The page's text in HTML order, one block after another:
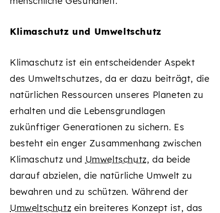
Klimaschutz und Umweltschutz
Klimaschutz ist ein entscheidender Aspekt
des Umweltschutzes, da er dazu beiträgt, die
natürlichen Ressourcen unseres Planeten zu
erhalten und die Lebensgrundlagen
zukünftiger Generationen zu sichern. Es
besteht ein enger Zusammenhang zwischen
Klimaschutz und Umweltschutz, da beide
darauf abzielen, die natürliche Umwelt zu
bewahren und zu schützen. Während der
Umweltschutz ein breiteres Konzept ist, das